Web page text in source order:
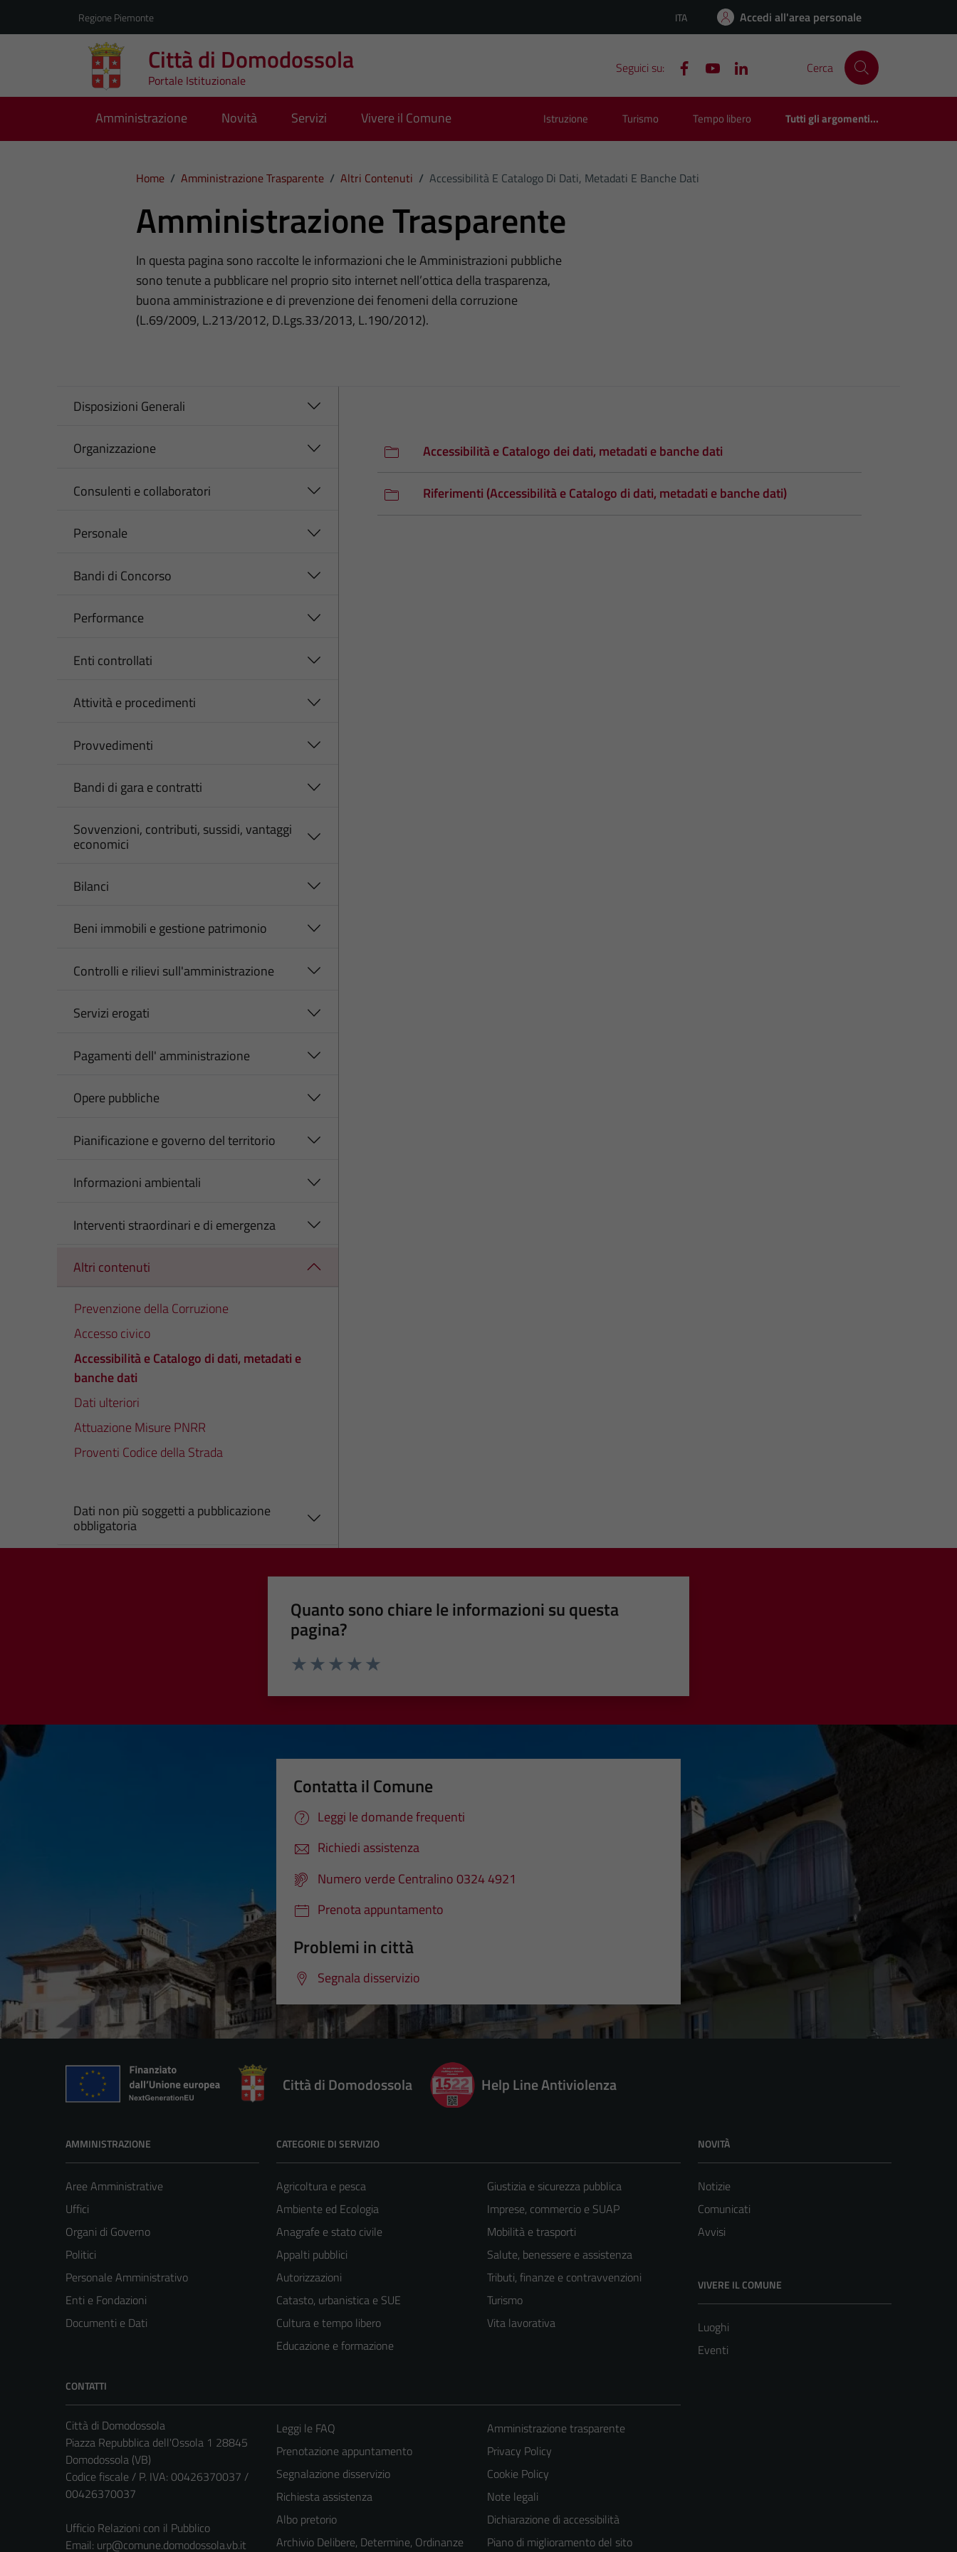
Regione Piemonte Lingua attiva:
ITA Accedi all'area personale
Città di Domodossola
Portale Istituzionale
Seguici su: Cerca
Amministrazione Novità Servizi Vivere il Comune Istruzione Turismo Tempo libero Tutti gli argomenti...
Home / Amministrazione Trasparente / Altri Contenuti / Accessibilità E Catalogo Di Dati, Metadati E Banche Dati
Amministrazione Trasparente
In questa pagina sono raccolte le informazioni che le Amministrazioni pubbliche
sono tenute a pubblicare nel proprio sito internet nell’ottica della trasparenza,
buona amministrazione e di prevenzione dei fenomeni della corruzione
(L.69/2009, L.213/2012, D.Lgs.33/2013, L.190/2012).
Disposizioni Generali
Organizzazione
Consulenti e collaboratori
Personale
Bandi di Concorso
Performance
Enti controllati
Attività e procedimenti
Provvedimenti
Bandi di gara e contratti
Sovvenzioni, contributi, sussidi, vantaggi
economici
Bilanci
Beni immobili e gestione patrimonio
Controlli e rilievi sull'amministrazione
Servizi erogati
Pagamenti dell' amministrazione
Opere pubbliche
Pianificazione e governo del territorio
Informazioni ambientali
Interventi straordinari e di emergenza
Altri contenuti
Prevenzione della Corruzione
Accesso civico
Accessibilità e Catalogo di dati, metadati e
banche dati
Dati ulteriori
Attuazione Misure PNRR
Proventi Codice della Strada
Dati non più soggetti a pubblicazione
obbligatoria
Accessibilità e Catalogo dei dati, metadati e banche dati
Riferimenti (Accessibilità e Catalogo di dati, metadati e banche dati)
Quanto sono chiare le informazioni su questa
pagina?
Contatta il Comune
Leggi le domande frequenti
Richiedi assistenza
Numero verde Centralino 0324 4921
Prenota appuntamento
Problemi in città
Segnala disservizio
Città di Domodossola Help Line Antiviolenza
AMMINISTRAZIONE
Aree Amministrative
Uffici
Organi di Governo
Politici
Personale Amministrativo
Enti e Fondazioni
Documenti e Dati
CATEGORIE DI SERVIZIO
Agricoltura e pesca
Ambiente ed Ecologia
Anagrafe e stato civile
Appalti pubblici
Autorizzazioni
Catasto, urbanistica e SUE
Cultura e tempo libero
Educazione e formazione
Giustizia e sicurezza pubblica
Imprese, commercio e SUAP
Mobilità e trasporti
Salute, benessere e assistenza
Tributi, finanze e contravvenzioni
Turismo
Vita lavorativa
NOVITÀ
Notizie
Comunicati
Avvisi
VIVERE IL COMUNE
Luoghi
Eventi
CONTATTI
Città di Domodossola
Piazza Repubblica dell'Ossola 1 28845
Domodossola (VB)
Codice fiscale / P. IVA: 00426370037 /
00426370037
Ufficio Relazioni con il Pubblico
Email: urp@comune.domodossola.vb.it
Leggi le FAQ
Prenotazione appuntamento
Segnalazione disservizio
Richiesta assistenza
Albo pretorio
Archivio Delibere, Determine, Ordinanze
Amministrazione trasparente
Privacy Policy
Cookie Policy
Note legali
Dichiarazione di accessibilità
Piano di miglioramento del sito
Tecnici
Questi cookie
sono necessari